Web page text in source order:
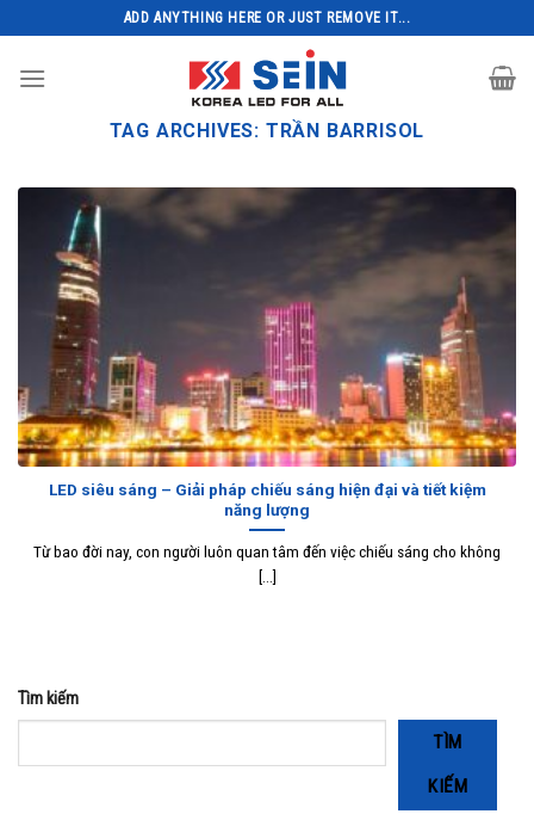
to
content
ADD ANYTHING HERE OR JUST REMOVE IT...
TAG ARCHIVES: TRẦN BARRISOL
LED siêu sáng – Giải pháp chiếu sáng hiện đại và tiết kiệm
năng lượng
Từ bao đời nay, con người luôn quan tâm đến việc chiếu sáng cho không
[...]
Tìm kiếm
TÌM
KIẾM